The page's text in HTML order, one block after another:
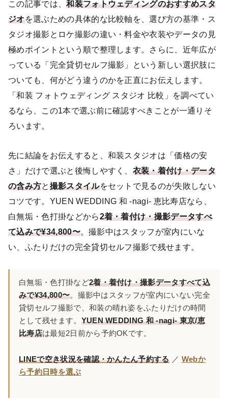
この記事では、和装フォトウェディングのおすすめスタ
ジオを選ぶための具体的な比較軸を、選び方の基準・ス
タジオ撮影とロケ撮影の違い・料金や衣装やデータの見
極めポイントという順で整理します。さらに、近年広が
っている「完全貸切セルフ撮影」という新しい選択肢に
ついても、何がどう違うのかを正直にお伝えします。
「和装 フォトウェディング スタジオ 比較」を調べてい
るなら、この1本で選ぶ前に確認すべきことが一通りそ
ろいます。
先に結論をお伝えすると、和装スタジオは「価格の安
さ」だけで選ぶと後悔しやすく、 衣装・着付け・データ
の含み方と 撮影スタイルをセットで見るのが失敗しない
コツです。YUEN WEDDING 和 -nagi- 恵比寿店なら、
白無垢・色打掛などから2着・着付け・撮影データすべ
て込みで¥34,800〜。撮影中はスタッフが室内にいな
い、ふたりだけの完全貸切セルフ撮影で残せます。
白無垢・色打掛など2着・着付け・撮影データすべて込
みで¥34,800〜。撮影中はスタッフが室内にいない完全
貸切セルフ撮影で、和装の晴れ姿をふたりだけの時間
として残せます。 YUEN WEDDING 和 -nagi- 東京/恵
比寿店は最短2日前から予約OKです。
LINEで空き状況を確認・かんたん予約する／ Webか
ら予約日時を選ぶ